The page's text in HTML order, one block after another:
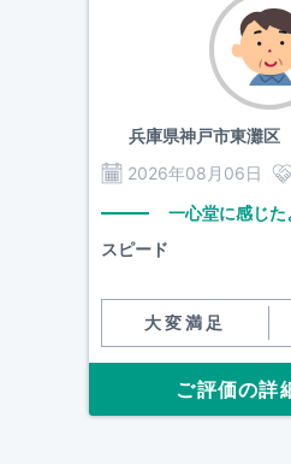
兵庫県神戸市東灘区
2026年08月06日
一心堂に感じた
スピード
大変満足
ご評価の詳